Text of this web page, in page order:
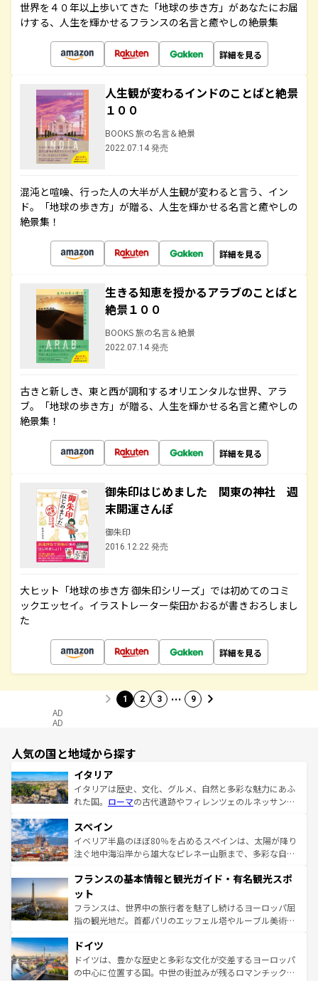
世界を４０年以上歩いてきた「地球の歩き方」があなたにお届
けする、人生を輝かせるフランスの名言と癒やしの絶景集
詳細を見る
人生観が変わるインドのことばと絶景
１００
BOOKS 旅の名言＆絶景
2022.07.14 発売
混沌と喧噪、行った人の大半が人生観が変わると言う、イン
ド。「地球の歩き方」が贈る、人生を輝かせる名言と癒やしの
絶景集！
詳細を見る
生きる知恵を授かるアラブのことばと
絶景１００
BOOKS 旅の名言＆絶景
2022.07.14 発売
古きと新しき、東と西が調和するオリエンタルな世界、アラ
ブ。「地球の歩き方」が贈る、人生を輝かせる名言と癒やしの
絶景集！
詳細を見る
御朱印はじめました 関東の神社 週
末開運さんぽ
御朱印
2016.12.22 発売
大ヒット「地球の歩き方 御朱印シリーズ」では初めてのコミ
ックエッセイ。イラストレーター柴田かおるが書きおろしまし
た
詳細を見る
1 2 3 … 9
AD
AD
人気の国と地域から探す
イタリア
イタリアは歴史、文化、グルメ、自然と多彩な魅力にあふ
れた国。 ローマの古代遺跡やフィレンツェのルネッサンス
ろん、トスカーナの美しい田園風景やアマルフィ海岸の絶
景など、自然景観も見逃せない。観光の合間には、本場の
ピザやパスタなど、絶品のイタリア料理を堪能することも
ませてくれるイタリアで、忘れられない旅をしてみよう！
なお、新着のイタリア情報は
しい。
スペイン
イベリア半島のほぼ80％を占めるスペインは、太陽が降り
注ぐ地中海沿岸から雄大なピレネー山脈まで、多彩な自然
文化が根付くこの国では、情熱的なフラメンコ、熱気あふ
れる闘牛、そして美味しいタパスが生活の一部となってい
る。首都マドリードの洗練された雰囲気や、バルセロナの
アートに溢れた街角から、地方では古代ローマ遺跡や中世
せる。地方によって風土や気候が異なるスペインはその個
性で訪れる人を魅了する。 なお、新着のスペイン情報は コ
ンテンツ一覧を参照してほしい。
フランスの基本情報と観光ガイド・有名観光スポ
ット
フランスは、世界中の旅行者を魅了し続けるヨーロッパ屈
指の観光地だ。首都パリのエッフェル塔やルーブル美術館
で、幅広い魅力が詰まっている。華麗な宮殿、歴史的な大
聖堂、美しいビーチ、そして豊かな自然が、訪れる者を心
から魅了する。また、フランスは美食の国としても知ら
ドイツ
ドイツは、豊かな歴史と多彩な文化が交差するヨーロッパ
の中心に位置する国。中世の街並みが残るロマンチック街